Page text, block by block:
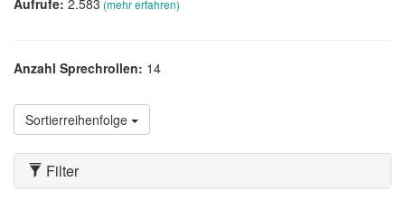
Aufrufe: 2.583 (mehr erfahren)
Anzahl Sprechrollen: 14
Sortierreihenfolge
Filter